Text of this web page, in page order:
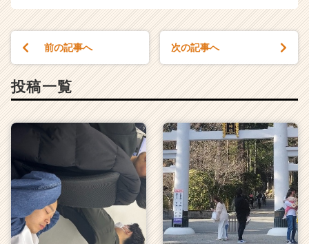
前の記事へ 次の記事へ
投稿一覧